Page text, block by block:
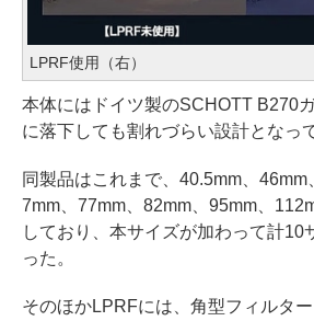
LPRF使用（右）
本体にはドイツ製のSCHOTT B270
に落下しても割れづらい設計となっ
同製品はこれまで、40.5mm、
7mm、77mm、82mm、95mm、
しており、本サイズが加わって計10
った。
そのほかLPRFには、角型フィルタ